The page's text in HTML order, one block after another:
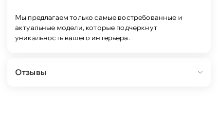
Мы предлагаем только самые востребованные и
актуальные модели, которые подчеркнут
уникальность вашего интерьера.
Отзывы